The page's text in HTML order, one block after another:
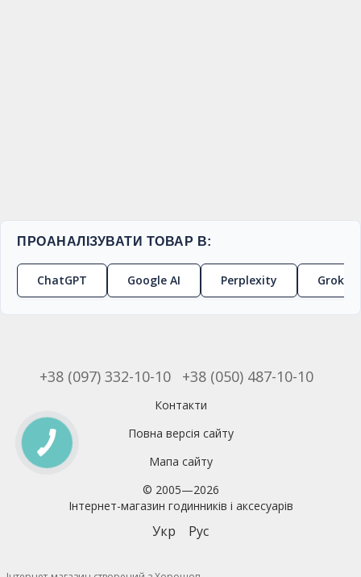
ПРОАНАЛІЗУВАТИ ТОВАР В:
ChatGPT Google AI Perplexity Grok
+38 (097) 332-10-10 +38 (050) 487-10-10
Контакти
Повна версія сайту
Мапа сайту
© 2005—2026
Інтернет-магазин годинників і аксесуарів
Укр Рус